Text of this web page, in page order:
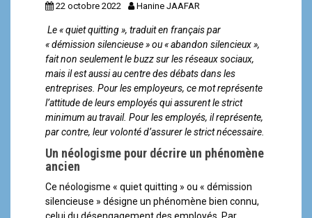
22 octobre 2022 Hanine JAAFAR
Le « quiet quitting », traduit en français par
« démission silencieuse » ou « abandon silencieux »,
fait non seulement le buzz sur les réseaux sociaux,
mais il est aussi au centre des débats dans les
entreprises. Pour les employeurs, ce mot représente
l’attitude de leurs employés qui assurent le strict
minimum au travail. Pour les employés, il représente,
par contre, leur volonté d’assurer le strict nécessaire.
Un néologisme pour décrire un phénomène
ancien
Ce néologisme « quiet quitting » ou « démission
silencieuse » désigne un phénomène bien connu,